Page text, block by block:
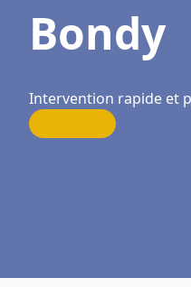
Bondy
Intervention rapide et